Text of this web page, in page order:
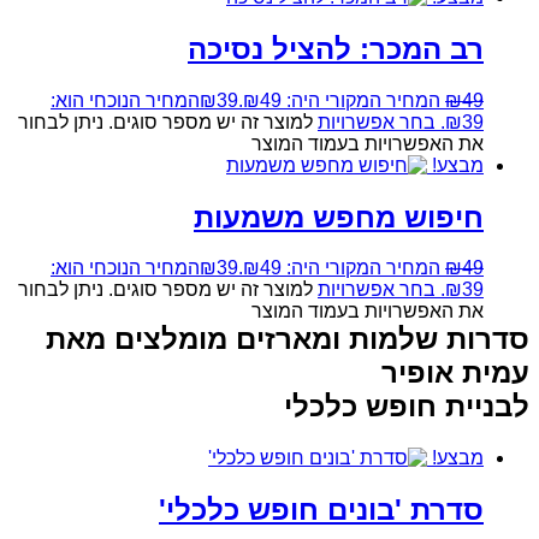
רב המכר: להציל נסיכה
₪49 המחיר המקורי היה: ₪49. ₪39
המחיר הנוכחי הוא:
₪39. בחר אפשרויות למוצר זה יש מספר סוגים. ניתן לבחור
את האפשרויות בעמוד המוצר
מבצע!
חיפוש מחפש משמעות
₪49 המחיר המקורי היה: ₪49. ₪39
המחיר הנוכחי הוא:
₪39. בחר אפשרויות למוצר זה יש מספר סוגים. ניתן לבחור
את האפשרויות בעמוד המוצר
סדרות שלמות ומארזים מומלצים מאת
עמית אופיר
לבניית חופש כלכלי
מבצע!
סדרת 'בונים חופש כלכלי'